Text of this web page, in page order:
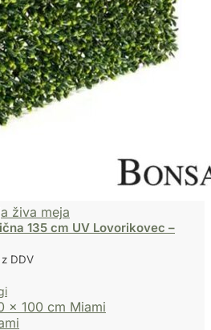
135 cm UV Lovorikovec –
z DDV